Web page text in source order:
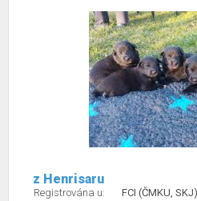
z Henrisaru
Registrována u:
FCI (ČMKU, SKJ)